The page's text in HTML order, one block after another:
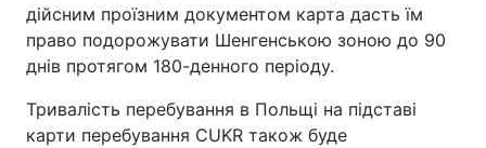
дійсним проїзним документом карта дасть їм
право подорожувати Шенгенською зоною до 90
днів протягом 180-денного періоду.
Тривалість перебування в Польщі на підставі
карти перебування CUKR також буде